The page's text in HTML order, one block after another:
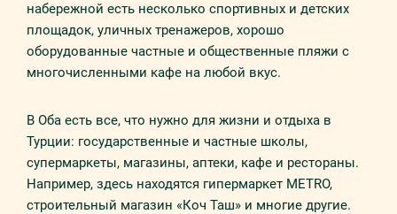
набережной есть несколько спортивных и детских
площадок, уличных тренажеров, хорошо
оборудованные частные и общественные пляжи с
многочисленными кафе на любой вкус.
В Оба есть все, что нужно для жизни и отдыха в
Турции: государственные и частные школы,
супермаркеты, магазины, аптеки, кафе и рестораны.
Например, здесь находятся гипермаркет METRO,
строительный магазин «Коч Таш» и многие другие.